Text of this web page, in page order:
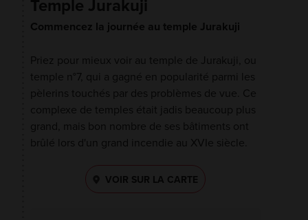
Temple Jurakuji
Commencez la journée au temple Jurakuji
Priez pour mieux voir au temple de Jurakuji, ou
temple n°7, qui a gagné en popularité parmi les
pèlerins touchés par des problèmes de vue. Ce
complexe de temples était jadis beaucoup plus
grand, mais bon nombre de ses bâtiments ont
brûlé lors d'un grand incendie au XVIe siècle.
VOIR SUR LA CARTE